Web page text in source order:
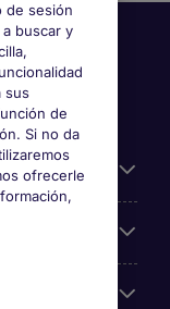
de sesión
buscar y
sus
de
Si no da
ofrecerle